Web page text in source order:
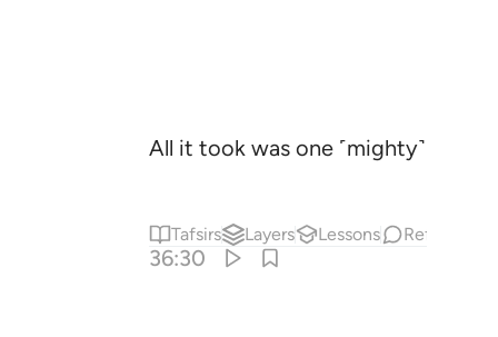
All it took was one ˹mighty˺ blast,
Tafsirs Layers Lessons Reflections
36:30